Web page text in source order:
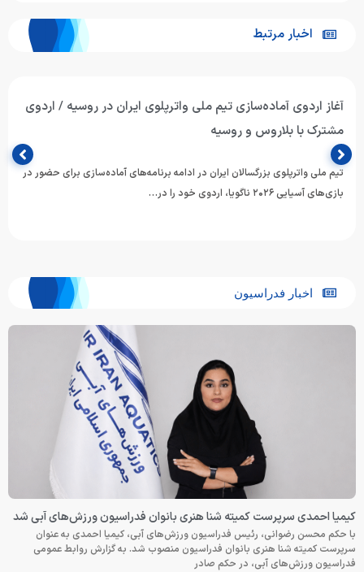
اخبار مرتبط
آغاز اردوی آماده‌سازی تیم ملی واترپلوی ایران در روسیه / اردوی
مشترک با بلاروس و روسیه
تیم ملی واترپلوی بزرگسالان ایران در ادامه برنامه‌های آماده‌سازی برای حضور در
بازی‌های آسیایی ۲۰۲۶ ناگویا، اردوی خود را در…
اخبار فدراسیون
کیمیا احمدی سرپرست کمیته شنا هنری بانوان فدراسیون ورزش‌های آبی شد
با حکم محسن رضوانی، رئیس فدراسیون ورزش‌های آبی، کیمیا احمدی به عنوان
سرپرست کمیته شنا هنری بانوان فدراسیون منصوب شد. به گزارش روابط عمومی
فدراسیون ورزش‌های آبی، در حکم صادر